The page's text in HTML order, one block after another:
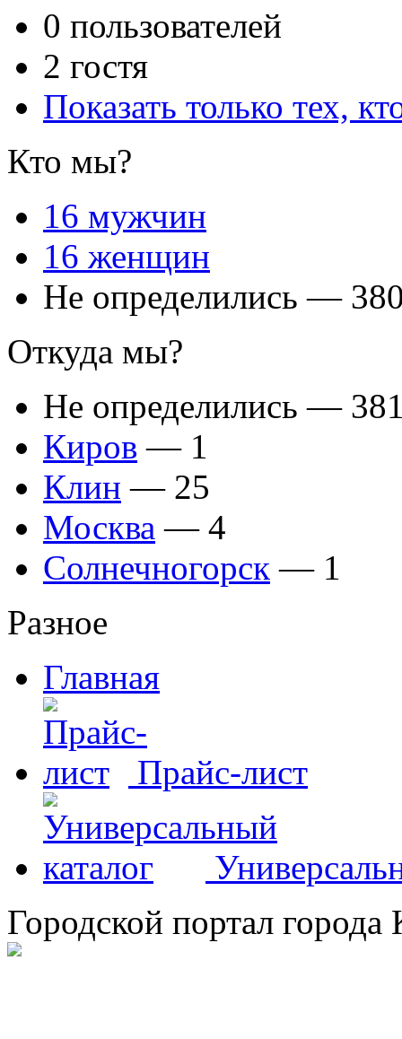
0 пользователей
2 гостя
Показать только тех,
Кто мы?
16 мужчин
16 женщин
Не определились —
Откуда мы?
Не определились —
Киров — 1
Клин — 25
Москва — 4
Солнечногорск — 1
Разное
Главная
Прайс-лист
Городской портал